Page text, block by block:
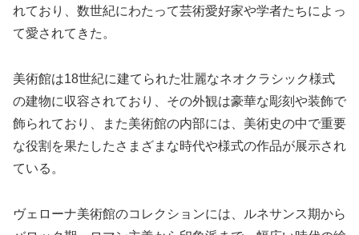
れており、数世紀にわたって芸術愛好家や学者たちによっ
て愛されてきた。
美術館は18世紀に建てられた壮麗なネオクラシック様式
の建物に収容されており、その外観は豪華な彫刻や装飾で
飾られており、また美術館の内部には、美術史の中で重要
な役割を果たしたさまざまな時代や様式の作品が展示され
ている。
ヴェローナ美術館のコレクションには、ルネサンス期から